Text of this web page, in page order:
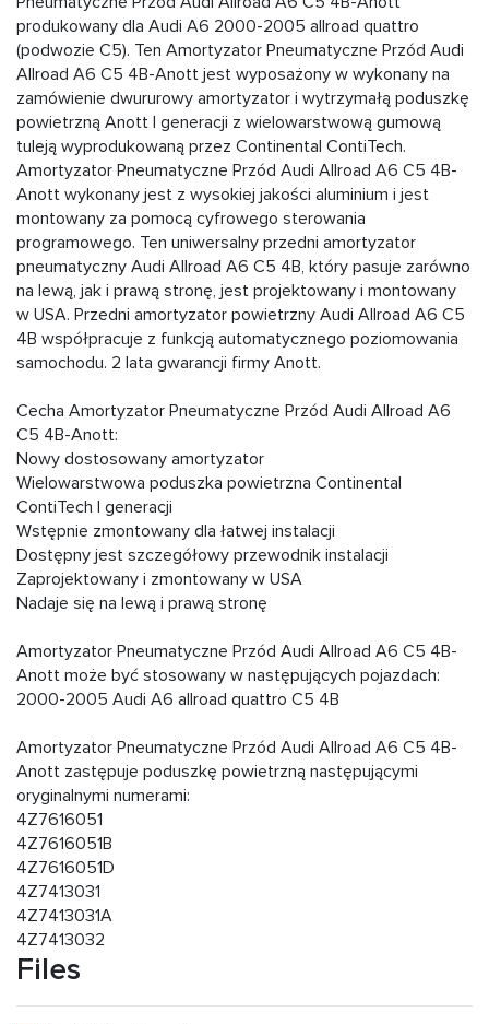
produkowany dla Audi A6 2000-2005 allroad quattro
(podwozie C5). Ten Amortyzator Pneumatyczne Przód Audi
Allroad A6 C5 4B-Anott jest wyposażony w wykonany na
zamówienie dwururowy amortyzator i wytrzymałą poduszkę
powietrzną Anott I generacji z wielowarstwową gumową
tuleją wyprodukowaną przez Continental ContiTech.
Amortyzator Pneumatyczne Przód Audi Allroad A6 C5 4B-
Anott wykonany jest z wysokiej jakości aluminium i jest
montowany za pomocą cyfrowego sterowania
programowego. Ten uniwersalny przedni amortyzator
pneumatyczny Audi Allroad A6 C5 4B, który pasuje zarówno
na lewą, jak i prawą stronę, jest projektowany i montowany
w USA. Przedni amortyzator powietrzny Audi Allroad A6 C5
4B współpracuje z funkcją automatycznego poziomowania
samochodu. 2 lata gwarancji firmy Anott.
Cecha Amortyzator Pneumatyczne Przód Audi Allroad A6
C5 4B-Anott:
Nowy dostosowany amortyzator
Wielowarstwowa poduszka powietrzna Continental
ContiTech I generacji
Wstępnie zmontowany dla łatwej instalacji
Dostępny jest szczegółowy przewodnik instalacji
Zaprojektowany i zmontowany w USA
Nadaje się na lewą i prawą stronę
Amortyzator Pneumatyczne Przód Audi Allroad A6 C5 4B-
Anott może być stosowany w następujących pojazdach:
2000-2005 Audi A6 allroad quattro C5 4B
Amortyzator Pneumatyczne Przód Audi Allroad A6 C5 4B-
Anott zastępuje poduszkę powietrzną następującymi
oryginalnymi numerami:
4Z7616051
4Z7616051B
4Z7616051D
4Z7413031
4Z7413031A
4Z7413032
Files